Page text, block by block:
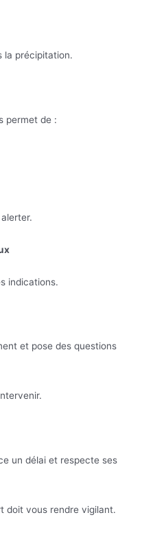
la précipitation.
permet de :
indications.
et pose des questions
un délai et respecte ses
doit vous rendre vigilant.